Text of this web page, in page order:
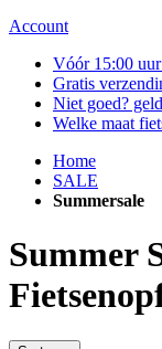
Account
Vóór 15:00
Gratis
Niet goed?
Welke maat
Home
SALE
Summersale
Summer